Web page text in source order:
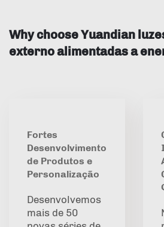
Why choose Yuandian
externo alimentadas a
Fortes
Desenvolvimento
de Produtos e
Personalização
Desenvolvemos
mais de 50